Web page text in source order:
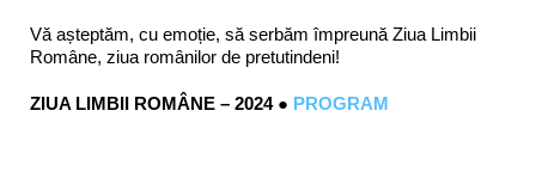
Vă așteptăm, cu emoție, să serbăm împreună Ziua Limbii
Române, ziua românilor de pretutindeni!
ZIUA LIMBII ROMÂNE – 2024 ● PROGRAM